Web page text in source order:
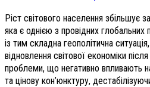
Ріст світового населення збільшує
яка є однією з провідних
із тим складна геополітична
відновлення світової економіки
проблеми, що негативно впливають
та цінову кон’юнктуру,